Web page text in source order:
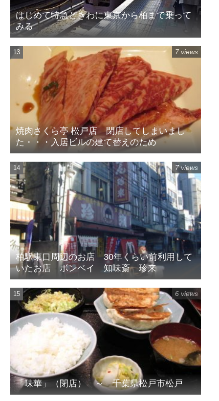
はじめて特急ときわに東京から柏まで乗って
みる
焼肉さくら亭 松戸店 閉店してしまいまし
た・・・入居ビルの建て替えのため
7 views
柏駅東口周辺のお店 30年くらい前利用して
いたお店 ボンベイ 知味斎 珍来
7 views
「味華」（閉店） ～ 千葉県松戸市松戸
6 views